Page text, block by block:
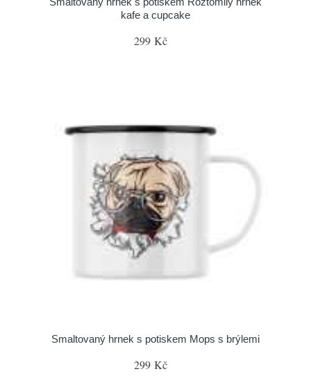
kafe a cupcake
299 Kč
Smaltovaný hrnek s potiskem Mops s brýlemi
299 Kč